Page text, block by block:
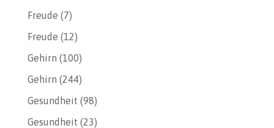
Freude (7)
Freude (12)
Gehirn (100)
Gehirn (244)
Gesundheit (98)
Gesundheit (23)